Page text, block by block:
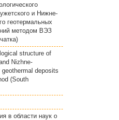
и Нижне-
геотермальных
методом ВЭЗ
structure of
Nizhne-
deposits
(South
в области наук о